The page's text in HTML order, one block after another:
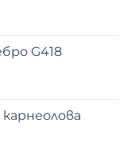
G418